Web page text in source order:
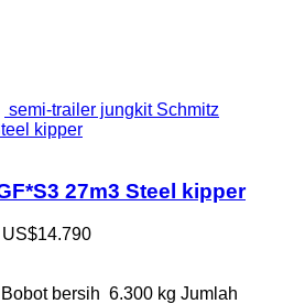
semi-trailer jungkit Schmitz
kipper
27m3 Steel kipper
Bobot bersih 6.300 kg Jumlah